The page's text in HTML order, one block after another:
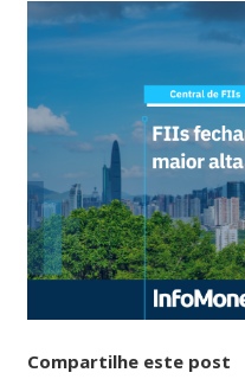
Compartilhe este post